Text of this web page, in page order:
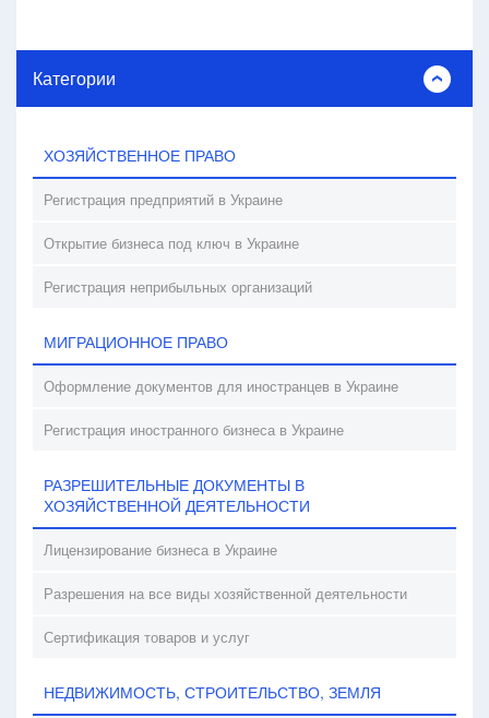
Категории
ХОЗЯЙСТВЕННОЕ ПРАВО
Регистрация предприятий в Украине
Открытие бизнеса под ключ в Украине
Регистрация неприбыльных организаций
МИГРАЦИОННОЕ ПРАВО
Оформление документов для иностранцев в Украине
Регистрация иностранного бизнеса в Украине
РАЗРЕШИТЕЛЬНЫЕ ДОКУМЕНТЫ В
ХОЗЯЙСТВЕННОЙ ДЕЯТЕЛЬНОСТИ
Лицензирование бизнеса в Украине
Разрешения на все виды хозяйственной деятельности
Сертификация товаров и услуг
НЕДВИЖИМОСТЬ, СТРОИТЕЛЬСТВО, ЗЕМЛЯ